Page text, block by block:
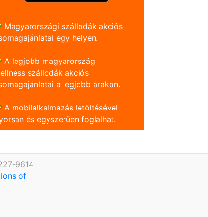
Magyarországi szállodák akciós
egy helyen.
A legjobb magyarországi
szállodák akciós
a legjobb árakon.
A mobilalkalmazás letöltésével
és egyszerũen foglalhat.
9614
of